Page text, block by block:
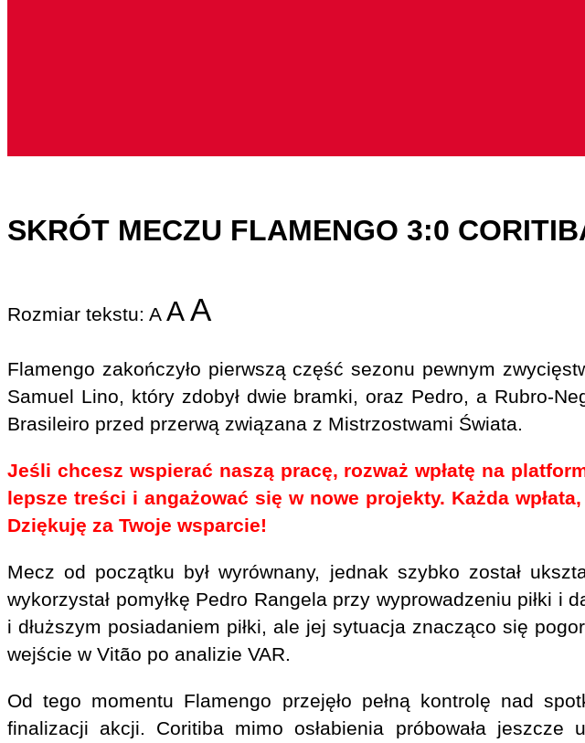
SKRÓT MECZU FLAMENGO 3:0
Rozmiar tekstu: A A A
Flamengo zakończyło pierwszą część sezonu pewnym
Samuel Lino, który zdobył dwie bramki, oraz Pedro, a Rubro-
Brasileiro przed przerwą związana z Mistrzostwami Świata.
Jeśli chcesz wspierać naszą pracę, rozważ wpłatę na
lepsze treści i angażować się w nowe projekty. Każda
Dziękuję za Twoje wsparcie!
Mecz od początku był wyrównany, jednak szybko został
wykorzystał pomyłkę Pedro Rangela przy wyprowadzeniu piłki i
i dłuższym posiadaniem piłki, ale jej sytuacja znacząco się
wejście w Vitão po analizie VAR.
Od tego momentu Flamengo przejęło pełną kontrolę nad
finalizacji akcji. Coritiba mimo osłabienia próbowała